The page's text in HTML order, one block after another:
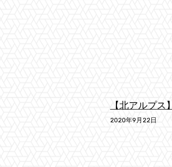
【北アルプ
2020年9月22日